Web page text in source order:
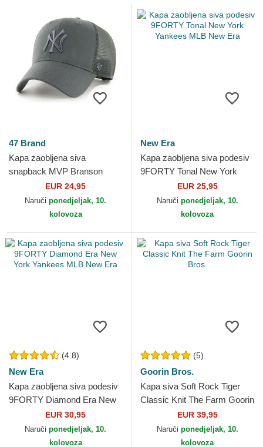
47 Brand
Kapa zaobljena siva
snapback MVP Branson
New York Yankees MLB 47
Brand
EUR 24,95
Naruči ponedjeljak, 10.
kolovoza
New Era
Kapa zaobljena siva podesiv
9FORTY Tonal New York
Yankees MLB New Era
EUR 25,95
Naruči ponedjeljak, 10.
kolovoza
(4.8)
New Era
Kapa zaobljena siva podesiv
9FORTY Diamond Era New
York Yankees MLB New Era
EUR 30,95
Naruči ponedjeljak, 10.
kolovoza
(5)
Goorin Bros.
Kapa siva Soft Rock Tiger
Classic Knit The Farm Goorin
EUR 39,95
Naruči ponedjeljak, 10.
kolovoza